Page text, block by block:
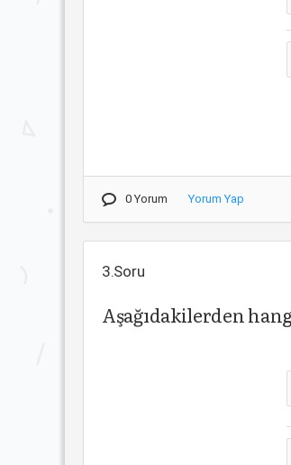
0 Yorum Yorum Yap
3.Soru
Aşağıdakilerden